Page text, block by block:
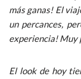
más ganas! El
un percances,
experiencia! Muy
El look de hoy